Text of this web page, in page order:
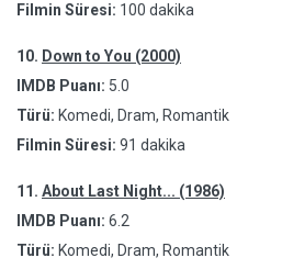
Filmin Süresi: 100 dakika
10. Down to You (2000)
IMDB Puanı: 5.0
Türü: Komedi, Dram, Romantik
Filmin Süresi: 91 dakika
11. About Last Night... (1986)
IMDB Puanı: 6.2
Türü: Komedi, Dram, Romantik